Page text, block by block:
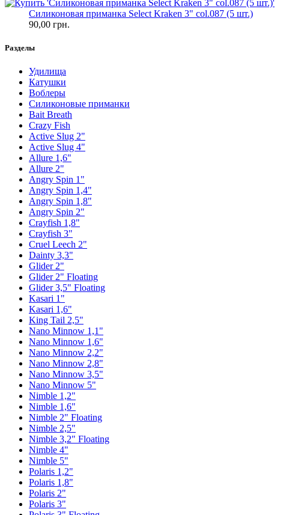
Силиконовая приманка Select Kraken 3" col.087 (5 шт.)
90,00 грн.
Разделы
Удилища
Катушки
Воблеры
Силиконовые приманки
Bait Breath
Crazy Fish
Active Slug 2"
Active Slug 4"
Allure 1,6"
Allure 2"
Angry Spin 1"
Angry Spin 1,4"
Angry Spin 1,8"
Angry Spin 2"
Crayfish 1,8"
Crayfish 3"
Cruel Leech 2"
Dainty 3,3"
Glider 2"
Glider 2" Floating
Glider 3,5" Floating
Kasari 1"
Kasari 1,6"
King Tail 2,5"
Nano Minnow 1,1"
Nano Minnow 1,6"
Nano Minnow 2,2"
Nano Minnow 2,8"
Nano Minnow 3,5"
Nano Minnow 5"
Nimble 1,2"
Nimble 1,6"
Nimble 2" Floating
Nimble 2,5"
Nimble 3,2" Floating
Nimble 4"
Nimble 5"
Polaris 1,2"
Polaris 1,8"
Polaris 2"
Polaris 3"